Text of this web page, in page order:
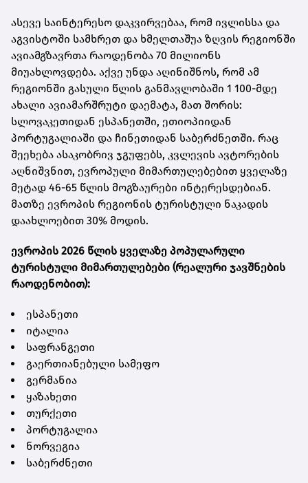
ასევე საინტერესო დაკვირვებაა, რომ ივლისსა და
აგვისტოში სამხრეთ და ხმელთაშუა ზღვის რეგიონში
ავიამგზავრთა რაოდენობა 70 მილიონს
მიუახლოვდება. აქვე უნდა აღინიშნოს, რომ ამ
რეგიონში გასული წლის განმავლობაში 1 100-მდე
ახალი ავიამარშრუტი დაემატა, მათ შორის:
სლოვაკეთიდან ესპანეთში, ეთიოპიიდან
პორტუგალიაში და ჩინეთიდან საბერძნეთში. რაც
შეეხება ასაკობრივ ჯგუფებს, კვლევის ავტორების
აღნიშვნით, ევროპული მიმართულებებით ყველაზე
მეტად 46-65 წლის მოგზაურები ინტერესდებიან.
მათზე ევროპის რეგიონის ტურისტული ნაკადის
დაახლოებით 30% მოდის.
ევროპის 2026 წლის ყველაზე პოპულარული
ტურისტული მიმართულებები (რეალური ჯავშნების
რაოდენობით):
ესპანეთი
იტალია
საფრანგეთი
გაერთიანებული სამეფო
გერმანია
ყაზახეთი
თურქეთი
პორტუგალია
ნორვეგია
საბერძნეთი